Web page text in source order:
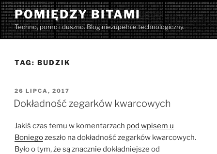
Przejdź
do
treści
POMIĘDZY BITAMI
Techno, porno i duszno. Blog niezupełnie technologiczny.
TAG: BUDZIK
OPUBLIKOWANE
W
26 LIPCA, 2017
Dokładność zegarków kwarcowych
Jakiś czas temu w komentarzach pod wpisem u
Boniegozeszło na dokładność zegarków kwarcowych.
Było o tym, że są znacznie dokładniejsze od